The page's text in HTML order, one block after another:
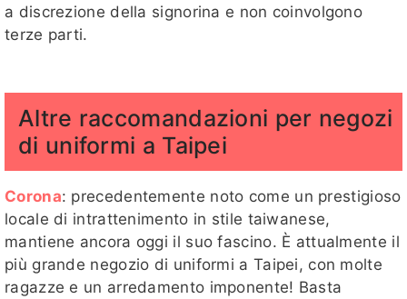
a discrezione della signorina e non coinvolgono
terze parti.
Altre raccomandazioni per negozi
di uniformi a Taipei
Corona: precedentemente noto come un prestigioso
locale di intrattenimento in stile taiwanese,
mantiene ancora oggi il suo fascino. È attualmente il
più grande negozio di uniformi a Taipei, con molte
ragazze e un arredamento imponente! Basta